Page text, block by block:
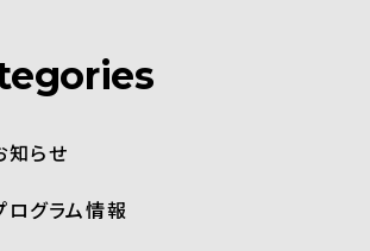
知らせ
ログラム情報